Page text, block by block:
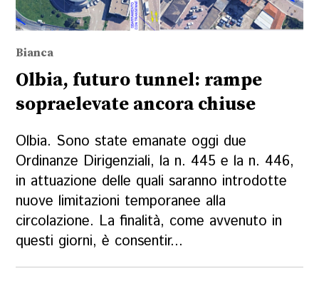
Bianca
Olbia, futuro tunnel: rampe
sopraelevate ancora chiuse
Olbia. Sono state emanate oggi due
Ordinanze Dirigenziali, la n. 445 e la n. 446,
in attuazione delle quali saranno introdotte
nuove limitazioni temporanee alla
circolazione. La finalità, come avvenuto in
questi giorni, è consentir...